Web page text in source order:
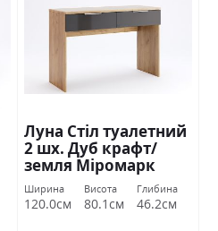
Луна Стіл туалетний
2 шх. Дуб крафт/
земля Міромарк
Ширина
120.0см
Висота
80.1см
Глибина
46.2см